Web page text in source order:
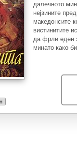
далечното
нејзините
македонсите
вистинитите
да фрли еден
минато како